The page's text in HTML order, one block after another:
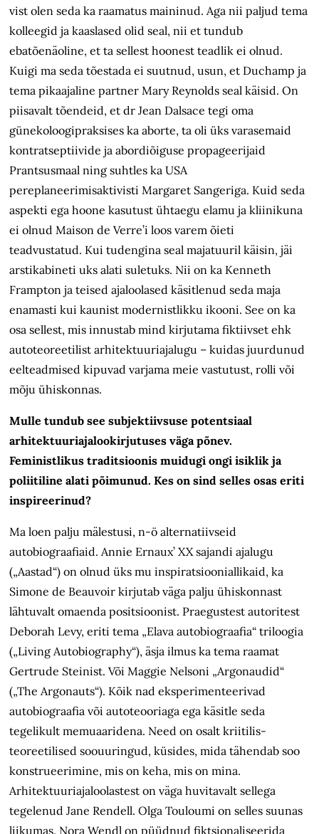
vist olen seda ka raamatus maininud. Aga nii paljud tema
kolleegid ja kaaslased olid seal, nii et tundub
ebatõenäoline, et ta sellest hoonest teadlik ei olnud.
Kuigi ma seda tõestada ei suutnud, usun, et Duchamp ja
tema pikaajaline partner Mary Reynolds seal käisid. On
piisavalt tõendeid, et dr Jean Dalsace tegi oma
günekoloogipraksises ka aborte, ta oli üks varasemaid
kontratseptiivide ja abordiõiguse propageerijaid
Prantsusmaal ning suhtles ka USA
pereplaneerimisaktivisti Margaret Sangeriga. Kuid seda
aspekti ega hoone kasutust ühtaegu elamu ja kliinikuna
ei olnud Maison de Verre’i loos varem õieti
teadvustatud. Kui tudengina seal majatuuril käisin, jäi
arstikabineti uks alati suletuks. Nii on ka Kenneth
Frampton ja teised ajaloolased käsitlenud seda maja
enamasti kui kaunist modernistlikku ikooni. See on ka
osa sellest, mis innustab mind kirjutama fiktiivset ehk
autoteoreetilist arhitektuuriajalugu – kuidas juurdunud
eelteadmised kipuvad varjama meie vastutust, rolli või
mõju ühiskonnas.
Mulle tundub see subjektiivsuse potentsiaal
arhitektuuriajalookirjutuses väga põnev.
Feministlikus traditsioonis muidugi ongi isiklik ja
poliitiline alati põimunud. Kes on sind selles osas eriti
inspireerinud?
Ma loen palju mälestusi, n-ö alternatiivseid
autobiograafiaid. Annie Ernaux’ XX sajandi ajalugu
(„Aastad“) on olnud üks mu inspiratsiooniallikaid, ka
Simone de Beauvoir kirjutab väga palju ühiskonnast
lähtuvalt omaenda positsioonist. Praegustest autoritest
Deborah Levy, eriti tema „Elava autobiograafia“ triloogia
(„Living Autobiography“), äsja ilmus ka tema raamat
Gertrude Steinist. Või Maggie Nelsoni „Argonaudid“
(„The Argonauts“). Kõik nad eksperimenteerivad
autobiograafia või autoteooriaga ega käsitle seda
tegelikult memuaaridena. Need on osalt kriitilis-
teoreetilised soouuringud, küsides, mida tähendab soo
konstrueerimine, mis on keha, mis on mina.
Arhitektuuriajaloolastest on väga huvitavalt sellega
tegelenud Jane Rendell. Olga Touloumi on selles suunas
liikumas. Nora Wendl on püüdnud fiktsionaliseerida